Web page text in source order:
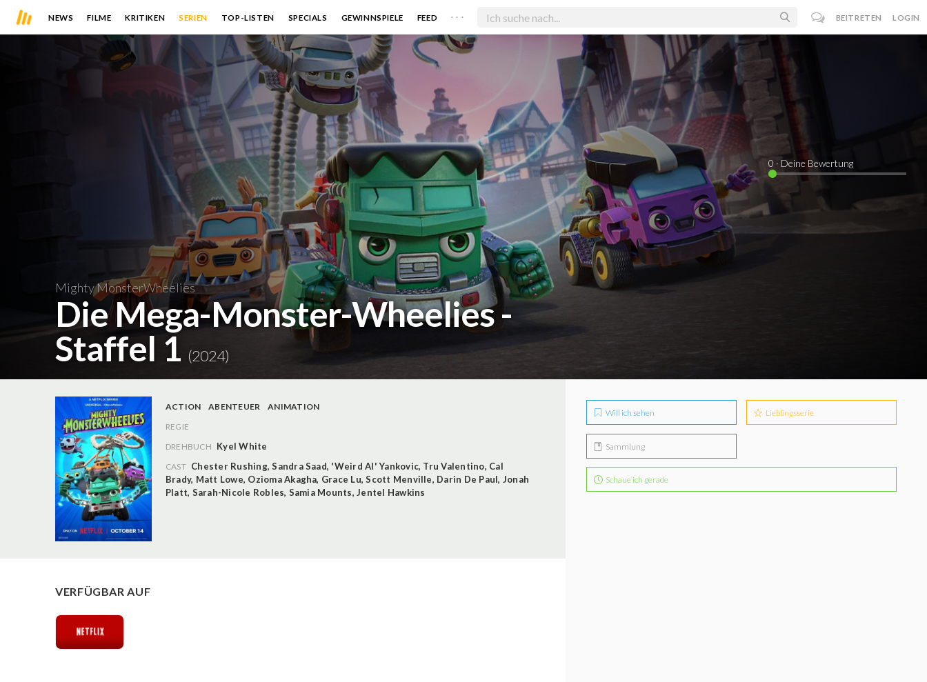
NEWS FILME KRITIKEN SERIEN TOP-LISTEN SPECIALS GEWINNSPIELE FEED . . . BEITRETEN LOGIN
Mighty MonsterWheelies
Die Mega-Monster-Wheelies -
Staffel 1 (2024)
0 · Deine Bewertung
ACTION ABENTEUER
ANIMATION
REGIE
DREHBUCH Kyel White
CAST Chester Rushing,Sandra Saad, 'Weird Al' Yankovic, Tru Valentino, Cal
Brady, Matt Lowe, Ozioma Akagha, Grace Lu,Scott Menville, Darin De Paul, Jonah
Platt, Sarah-Nicole Robles, Samia Mounts,Jentel Hawkins
VERFÜGBAR AUF
Will ich sehen Lieblingsserie
Sammlung
Schaue ich gerade